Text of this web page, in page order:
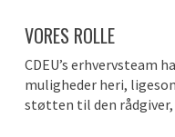
VORES ROLLE
CDEU’s erhvervsteam
muligheder heri,
støtten til den rådgiver,